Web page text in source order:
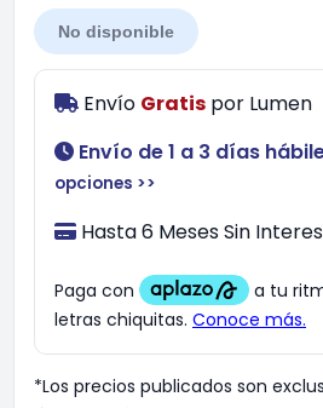
No disponible
Envío Gratis por Lumen
Envío de 1 a 3 días
opciones >>
Hasta 6 Meses Sin
*Los precios publicados son